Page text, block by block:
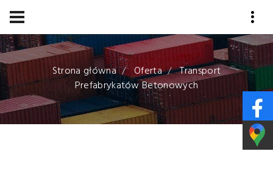
Przejdź
do
treści
Strona główna Oferta
Transport
Prefabrykatów Betonowych